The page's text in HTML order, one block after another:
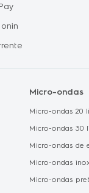
Micro-ondas
Micro-ondas 20
Micro-ondas 30
Micro-ondas de
Micro-ondas
Micro-ondas